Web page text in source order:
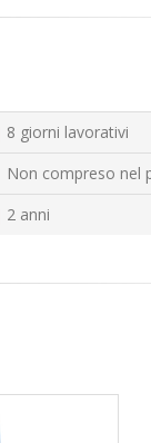
8 giorni lavorativi
Non compreso nel
2 anni